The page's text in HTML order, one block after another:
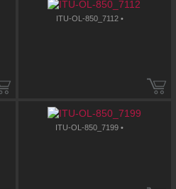
ITU-OL-850_7112 •
ITU-OL-850_7199 •